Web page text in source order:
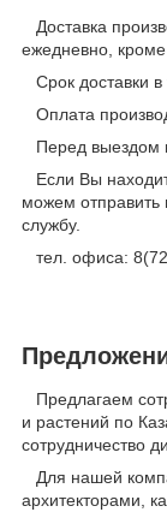
Доставка
ежедневно,
Срок доставки
Оплата
Перед выездом
Если Вы
можем отправить
службу.
тел. офиса:
Предлагаем
и растений по
сотрудничество
Для нашей
архитекторами,